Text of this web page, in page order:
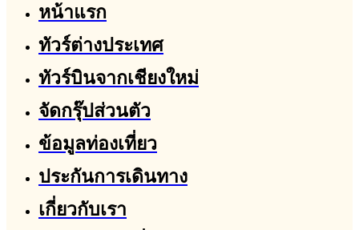
หน้าแรก
ทัวร์ต่างประเทศ
ทัวร์บินจากเชียงใหม่
จัดกรุ๊ปส่วนตัว
ข้อมูลท่องเที่ยว
ประกันการเดินทาง
เกี่ยวกับเรา